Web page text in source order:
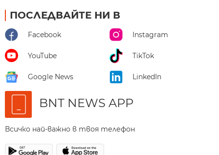
ПОСЛЕДВАЙТЕ НИ В
Facebook Instagram
YouTube TikTok
Google News LinkedIn
BNT NEWS APP
Всичко най-важно в твоя телефон